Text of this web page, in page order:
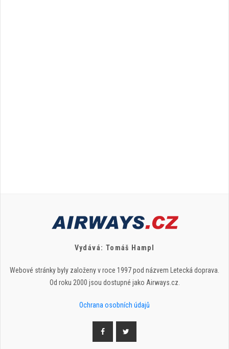
Vydává: Tomáš Hampl
Webové stránky byly založeny v roce 1997 pod názvem Letecká doprava.
Od roku 2000 jsou dostupné jako Airways.cz.
Ochrana osobních údajů